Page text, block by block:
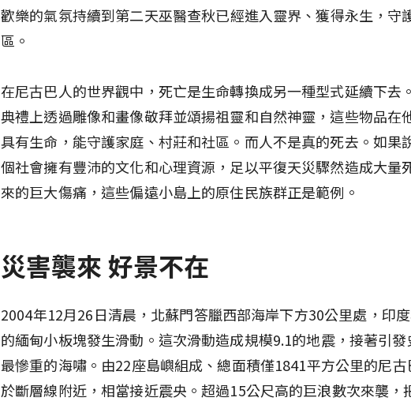
歡樂的氣氛持續到第二天――巫醫查秋已經進入靈界、獲得永生，守
區。
在尼古巴人的世界觀中，死亡是生命轉換成另一種型式延續下去
典禮上透過雕像和畫像敬拜並頌揚祖靈和自然神靈，這些物品在
具有生命，能守護家庭、村莊和社區。而人不是真的死去。如果
個社會擁有豐沛的文化和心理資源，足以平復天災驟然造成大量
來的巨大傷痛，這些偏遠小島上的原住民族群正是範例。
災害襲來 好景不在
2004年12月26日清晨，北蘇門答臘西部海岸下方30公里處，印
的緬甸小板塊發生滑動。這次滑動造成規模9.1的地震，接著引
最慘重的海嘯。由22座島嶼組成、總面積僅1841平方公里的尼古
於斷層線附近，相當接近震央。超過15公尺高的巨浪數次來襲，